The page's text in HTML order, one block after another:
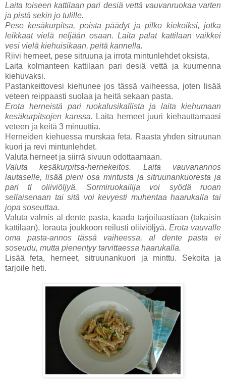
Laita toiseen kattilaan pari desiä vettä vauvanruokaa varten
ja pistä sekin jo tulille.
Pese kesäkurpitsa, poista päädyt ja pilko kiekoiksi, jotka
leikkaat vielä neljään osaan. Laita palat kattilaan vaikkei
vesi vielä kiehuisikaan, peitä kannella.
Riivi herneet, pese sitruuna ja irrota mintunlehdet oksista.
Laita kolmanteen kattilaan pari desiä vettä ja kuumenna
kiehuvaksi.
Pastankeittovesi kiehunee jos tässä vaiheessa, joten lisää
veteen reippaasti suolaa ja heitä sekaan pasta.
Erota herneistä pari ruokalusikallista ja laita kiehumaan
kesäkurpitsojen kanssa. Laita herneet juuri kiehauttamaasi
veteen ja keitä 3 minuuttia.
Herneiden kiehuessa murskaa feta. Raasta yhden sitruunan
kuori ja revi mintunlehdet.
Valuta herneet ja siirrä sivuun odottaamaan.
Valuta kesäkurpitsa-hernekeitos. Laita vauvanannos
lautaselle, lisää pieni osa mintusta ja sitruunankuoresta ja
pari tl oliiviöljyä. Sormiruokailija voi syödä ruoan
sellaisenaan tai sitä voi kevyesti muhentaa haarukalla tai
jopa soseuttaa.
Valuta valmis al dente pasta, kaada tarjoiluastiaan (takaisin
kattilaan), lorauta joukkoon reilusti oliiviöljyä.Erota vauvalle
oma pasta-annos tässä vaiheessa, al dente pasta ei
soseudu, mutta pienentyy tarvittaessa haarukalla.
Lisää feta, herneet, sitruunankuori ja minttu. Sekoita ja
tarjoile heti.